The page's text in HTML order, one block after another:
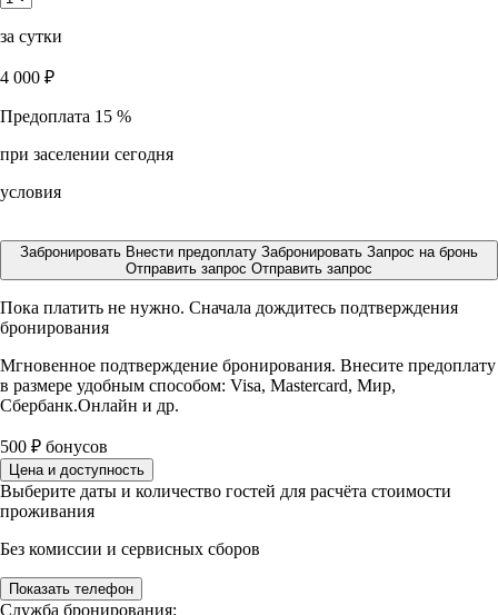
за сутки
4 000 ₽
Предоплата 15 %
при заселении сегодня
условия
Забронировать Внести предоплату Забронировать Запрос на бронь
Отправить запрос Отправить запрос
Пока платить не нужно. Сначала дождитесь подтверждения
бронирования
Мгновенное подтверждение бронирования. Внесите предоплату
в размере удобным способом: Visa, Mastercard, Мир,
Сбербанк.Онлайн и др.
500 ₽ бонусов
Цена и доступность
Выберите даты и количество гостей для расчёта стоимости
проживания
Без комиссии и сервисных сборов
Показать телефон
Служба бронирования: